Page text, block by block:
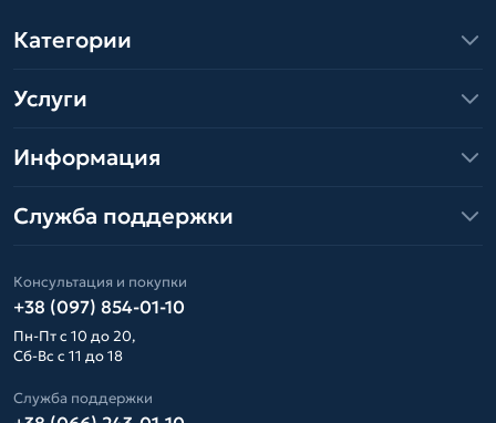
Категории
Услуги
Информация
Служба поддержки
Консультация и покупки
+38 (097) 854-01-10
Пн-Пт с 10 до 20,
Сб-Вс с 11 до 18
Служба поддержки